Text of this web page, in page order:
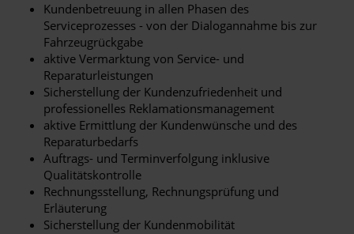
Kundenbetreuung in allen Phasen des
Serviceprozesses - von der Dialogannahme bis zur
Fahrzeugrückgabe
aktive Vermarktung von Service- und
Reparaturleistungen
Sicherstellung der Kundenzufriedenheit und
professionelles Reklamationsmanagement
aktive Ermittlung der Kundenwünsche und des
Reparaturbedarfs
Auftrags- und Terminverfolgung inklusive
Qualitätskontrolle
Rechnungsstellung, Rechnungsprüfung und
Erläuterung
Sicherstellung der Kundenmobilität